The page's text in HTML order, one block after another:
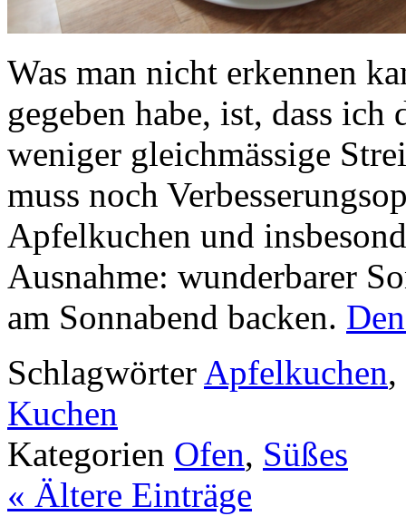
Was man nicht erkennen
gegeben habe, ist, dass
weniger gleichmässige
muss noch
Apfelkuchen und
Ausnahme: wunderbarer
am Sonnabend backen.
Schlagwörter Apfelkuchen,
Kuchen
Kategorien Ofen, Süßes
« Ältere Einträge